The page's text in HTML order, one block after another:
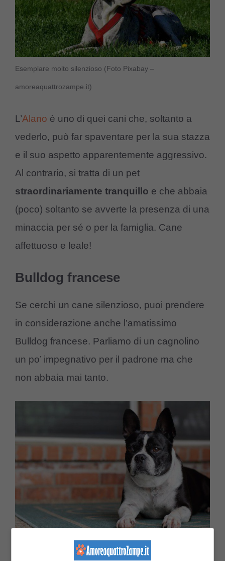
Esemplare molto silenzioso (Foto Pixabay –
amoreaquattrozampe.it)
L’Alano è uno di quei cani che, soltanto a
vederlo, può far spaventare per la sua stazza
e il suo aspetto apparentemente aggressivo.
Al contrario, si tratta di un pet
straordinariamente tranquillo e che abbaia
(poco) soltanto se avverte la presenza di una
minaccia per sé o per la famiglia. Cane
affettuoso e leale!
Bulldog francese
Se cerchi un cane silenzioso, puoi prendere
in considerazione anche l’amatissimo
Bulldog francese. Parliamo di un cagnolino
un po’ impegnativo per il padrone ma che
non abbaia mai tanto.
Fido si rilassa in tranquillità (Foto Pixabay –